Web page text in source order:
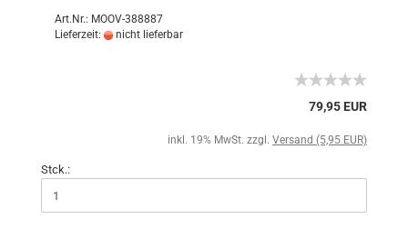
Art.Nr.: MOOV-388887
Lieferzeit:
nicht lieferbar
79,95 EUR
inkl. 19% MwSt. zzgl. Versand (5,95 EUR)
Stck.: